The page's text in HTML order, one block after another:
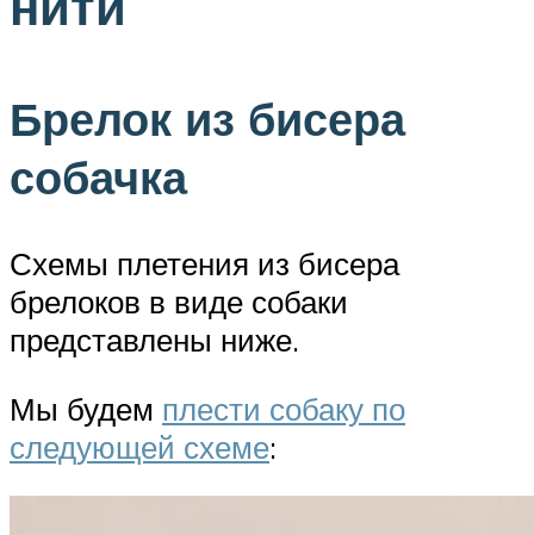
Брелок из бисера
собачка
Схемы плетения из бисера
брелоков в виде собаки
представлены ниже.
Мы будем плести собаку по
следующей схеме: